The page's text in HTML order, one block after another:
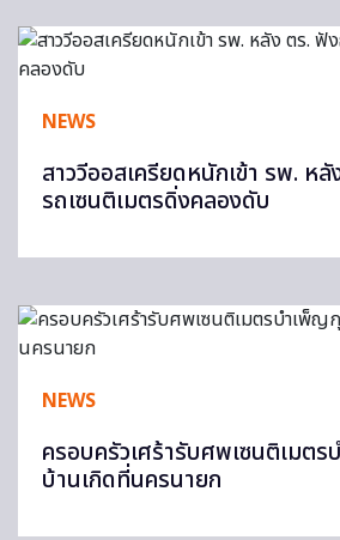
NEWS
สาววีออสเครียดหนักเข้า รพ. ห
รถเซนติเมตรดิ่งคลองดับ
NEWS
ครอบครัวเศร้ารับศพเซนติเมต
บ้านเกิดที่นครนายก